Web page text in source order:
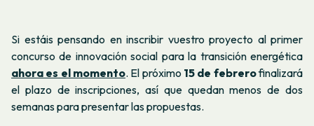
Si estáis pensando en inscribir vuestro proyecto al primer
concurso de innovación social para la transición energética
ahora es el momento. El próximo 15 de febrerofinalizará
el plazo de inscripciones, así que quedan menos de dos
semanas para presentar las propuestas.